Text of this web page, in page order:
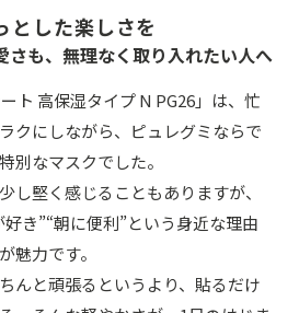
とした楽しさを
さも、無理なく取り入れたい人へ
ト 高保湿タイプ N PG26」は、忙
クにしながら、ピュレグミならで
別なマスクでした。
し堅く感じることもありますが、
き”“朝に便利”という身近な理由
魅力です。
んと頑張るというより、貼るだけ